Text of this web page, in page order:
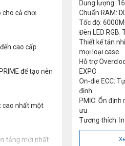
cho cả chơi
cao cấp.
để tạo nên
cao nhất một
tảng mới nhất
Dung lượng:
Chuẩn RAM:
Tốc độ:
Đèn LED RGB:
Thiết kế tản
mọi loại case
Hỗ trợ
EXPO
On-die ECC:
định
PMIC: Ổn định
ưu
Tương thích: